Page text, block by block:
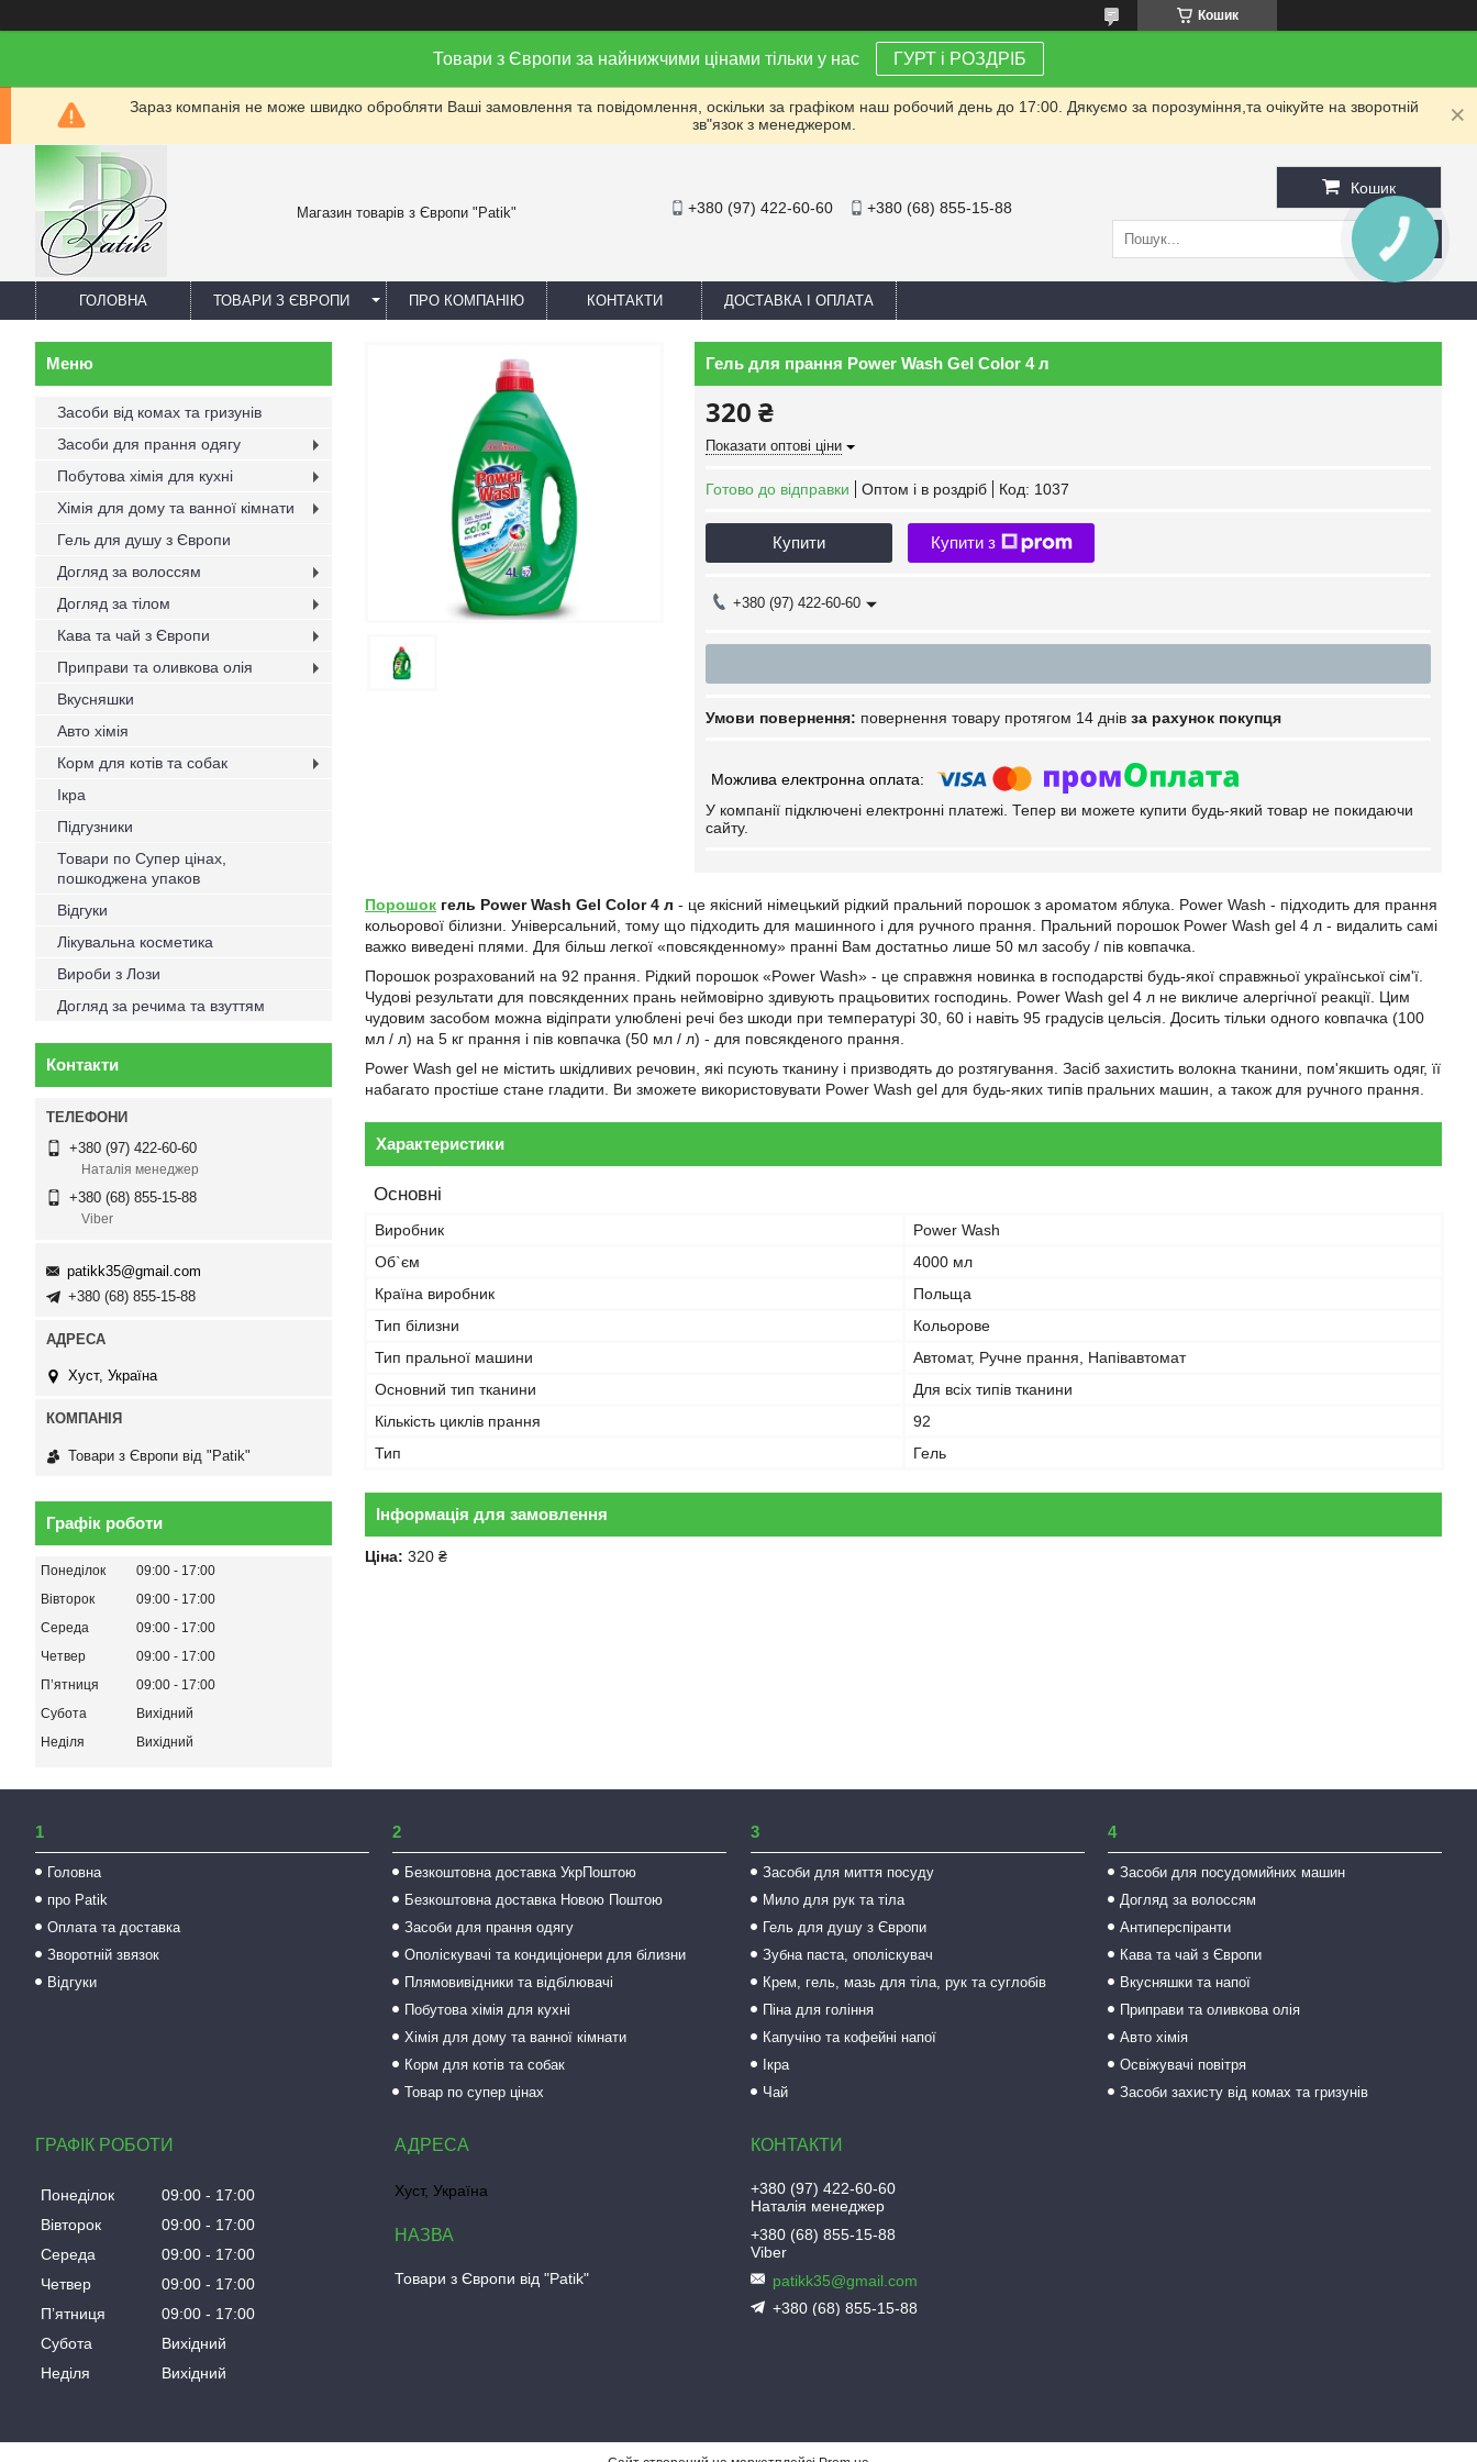
Кошик
Товари з Європи за найнижчими цінами тільки у нас ГУРТ і РОЗДРІБ
Зараз компанія не може швидко обробляти Ваші замовлення та повідомлення, оскільки за графіком наш робочий день до 17:00. Дякуємо за порозуміння,та очікуйте на зворотній
зв"язок з менеджером.
Магазин товарів з Європи "Patik" +380 (97) 422-60-60 +380 (68) 855-15-88
Кошик
ГОЛОВНА ТОВАРИ З ЄВРОПИ ПРО КОМПАНІЮ КОНТАКТИ ДОСТАВКА І ОПЛАТА
Гель для прання Power Wash Gel Color 4 л
320 ₴
Показати оптові ціни
Готово до відправки Оптом і в роздріб Код: 1037
Купити Купити з
+380 (97) 422-60-60
повернення товару протягом 14 днів за рахунок покупця
У компанії підключені електронні платежі. Тепер ви можете купити будь-який товар не покидаючи
сайту.
Порошок гель Power Wash Gel Color 4 л - це якісний німецький рідкий пральний порошок з ароматом яблука. Power Wash - підходить для прання
кольорової білизни. Універсальний, тому що підходить для машинного і для ручного прання. Пральний порошок Power Wash gel 4 л - видалить самі
важко виведені плями. Для більш легкої «повсякденному» пранні Вам достатньо лише 50 мл засобу / пів ковпачка.
Порошок розрахований на 92 прання. Рідкий порошок «Power Wash» - це справжня новинка в господарстві будь-якої справжньої української сім'ї.
Чудові результати для повсякденних прань неймовірно здивують працьовитих господинь. Power Wash gel 4 л не викличе алергічної реакції. Цим
чудовим засобом можна відіпрати улюблені речі без шкоди при температурі 30, 60 і навіть 95 градусів цельсія. Досить тільки одного ковпачка (100
мл / л) на 5 кг прання і пів ковпачка (50 мл / л) - для повсякденого прання.
Power Wash gel не містить шкідливих речовин, які псують тканину і призводять до розтягування. Засіб захистить волокна тканини, пом'якшить одяг, її
набагато простіше стане гладити. Ви зможете використовувати Power Wash gel для будь-яких типів пральних машин, а також для ручного прання.
Характеристики
Основні
Виробник
Power Wash
Об`єм
4000 мл
Країна виробник
Польща
Тип білизни
Кольорове
Тип пральної машини
Автомат, Ручне прання, Напівавтомат
Основний тип тканини
Для всіх типів тканини
Кількість циклів прання
92
Тип
Гель
Інформація для замовлення
Ціна: 320 ₴
Засоби від комах та гризунів
Засоби для прання одягу
Побутова хімія для кухні
Хімія для дому та ванної кімнати
Гель для душу з Європи
Догляд за волоссям
Догляд за тілом
Кава та чай з Європи
Приправи та оливкова олія
Вкусняшки
Авто хімія
Корм для котів та собак
Ікра
Підгузники
Товари по Супер цінах,
пошкоджена упаков
Відгуки
Лікувальна косметика
Вироби з Лози
Догляд за речима та взуттям
Контакти
+380 (97) 422-60-60
Наталія менеджер
+380 (68) 855-15-88
Viber
patikk35@gmail.com
+380 (68) 855-15-88
Хуст, Україна
Товари з Європи від "Patik"
Графік роботи
Понеділок 09:00
17:00
Вівторок
09:00
17:00
Середа
09:00
17:00
Четвер
09:00
17:00
Пʼятниця
09:00
17:00
Субота
Вихідний
Неділя
Вихідний
1
Головна
про Patik
Оплата та доставка
Зворотній звязок
Відгуки
2
Безкоштовна доставка УкрПоштою
Безкоштовна доставка Новою Поштою
Засоби для прання одягу
Ополіскувачі та кондиціонери для білизни
Плямовивідники та відбілювачі
Побутова хімія для кухні
Хімія для дому та ванної кімнати
Корм для котів та собак
Товар по супер цінах
3
Засоби для миття посуду
Мило для рук та тіла
Гель для душу з Європи
Зубна паста, ополіскувач
Крем, гель, мазь для тіла, рук та суглобів
Піна для гоління
Капучіно та кофейні напої
Ікра
Чай
4
Засоби для посудомийних машин
Догляд за волоссям
Антиперспіранти
Кава та чай з Європи
Вкусняшки та напої
Приправи та оливкова олія
Авто хімія
Освіжувачі повітря
Засоби захисту від комах та гризунів
ГРАФІК РОБОТИ
Понеділок 09:00
17:00
Вівторок
09:00
17:00
Середа
09:00
17:00
Четвер
09:00
17:00
Пʼятниця
09:00
17:00
Субота
Вихідний
Неділя
Вихідний
Хуст, Україна
Товари з Європи від "Patik"
+380 (97) 422-60-60
Наталія менеджер
+380 (68) 855-15-88
Viber
patikk35@gmail.com
+380 (68) 855-15-88
КНОПКА
ЗВ'ЯЗКУ